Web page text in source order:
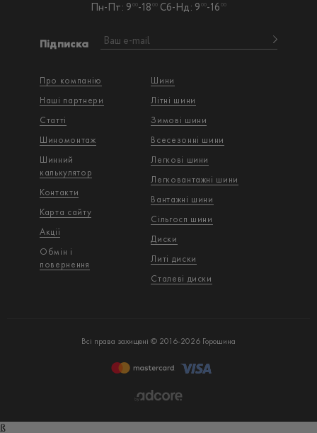
Про компанію
Наші партнери
Статті
Шиномонтаж
Шинний
калькулятор
Контакти
Карта сайту
Акції
Обмін і
повернення
Шини
Літні шини
Зимові шини
Всесезонні шини
Легкові шини
Легковантажнi шини
Вантажнi шини
Сільгосп шини
Диски
Литі диски
Сталеві диски
Підписка
Пн-Пт: 9 00-18 00 Сб-Нд: 9 00-16 00
Всі права захищені © 2016-2026 Горошина
ß